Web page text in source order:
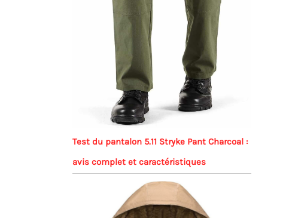
Test du pantalon 5.11 Stryke Pant Charcoal :
avis complet et caractéristiques